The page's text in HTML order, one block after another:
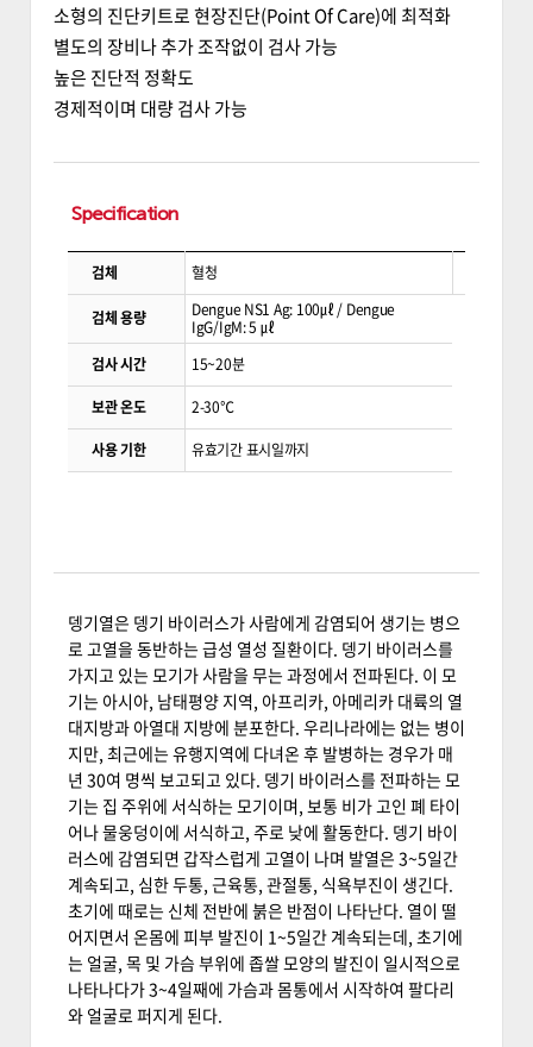
소형의 진단키트로 현장진단(Point Of Care)에 최적화
별도의 장비나 추가 조작없이 검사 가능
높은 진단적 정확도
경제적이며 대량 검사 가능
Specification
검체 혈청
검체 용량
Dengue NS1 Ag: 100㎕ / Dengue
IgG/IgM: 5 ㎕
검사 시간
15~20분
보관 온도
2-30℃
사용 기한
유효기간 표시일까지
뎅기열은 뎅기 바이러스가 사람에게 감염되어 생기는 병으
로 고열을 동반하는 급성 열성 질환이다. 뎅기 바이러스를
가지고 있는 모기가 사람을 무는 과정에서 전파된다. 이 모
기는 아시아, 남태평양 지역, 아프리카, 아메리카 대륙의 열
대지방과 아열대 지방에 분포한다. 우리나라에는 없는 병이
지만, 최근에는 유행지역에 다녀온 후 발병하는 경우가 매
년 30여 명씩 보고되고 있다. 뎅기 바이러스를 전파하는 모
기는 집 주위에 서식하는 모기이며, 보통 비가 고인 폐 타이
어나 물웅덩이에 서식하고, 주로 낮에 활동한다. 뎅기 바이
러스에 감염되면 갑작스럽게 고열이 나며 발열은 3~5일간
계속되고, 심한 두통, 근육통, 관절통, 식욕부진이 생긴다.
초기에 때로는 신체 전반에 붉은 반점이 나타난다. 열이 떨
어지면서 온몸에 피부 발진이 1~5일간 계속되는데, 초기에
는 얼굴, 목 및 가슴 부위에 좁쌀 모양의 발진이 일시적으로
나타나다가 3~4일째에 가슴과 몸통에서 시작하여 팔다리
와 얼굴로 퍼지게 된다.